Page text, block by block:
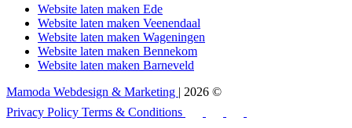
Website laten maken Ede
Website laten maken Veenendaal
Website laten maken Wageningen
Website laten maken Bennekom
Website laten maken Barneveld
Mamoda Webdesign & Marketing | 2026 ©
Privacy Policy Terms & Conditions